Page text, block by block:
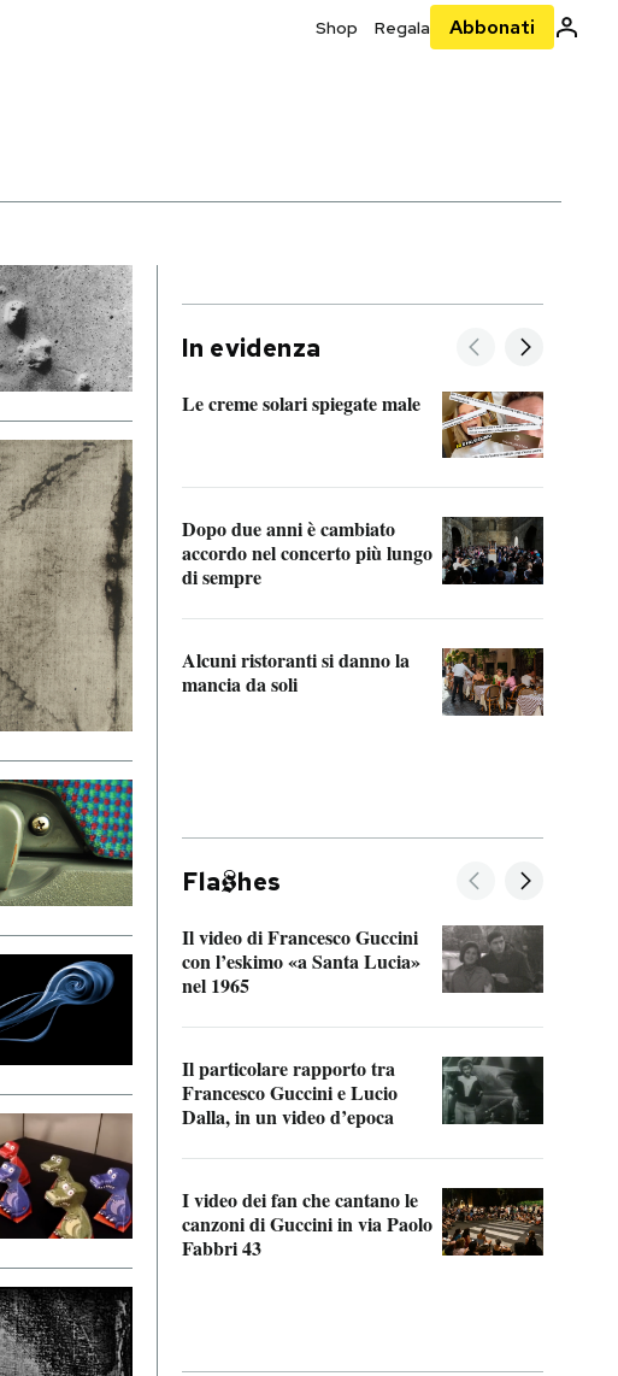
Shop Regala Abbonati
In evidenza
Le creme solari spiegate male
Dopo due anni è cambiato
accordo nel concerto più lungo
di sempre
Alcuni ristoranti si danno la
mancia da soli
Fla hes
Il video di Francesco Guccini
con l’eskimo «a Santa Lucia»
nel 1965
Il particolare rapporto tra
Francesco Guccini e Lucio
Dalla, in un video d’epoca
I video dei fan che cantano le
canzoni di Guccini in via Paolo
Fabbri 43